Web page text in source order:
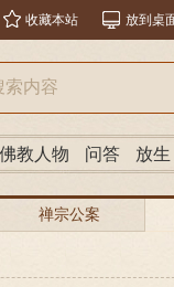
收藏本站 放到桌
佛教人物 问答 放生
禅宗公案